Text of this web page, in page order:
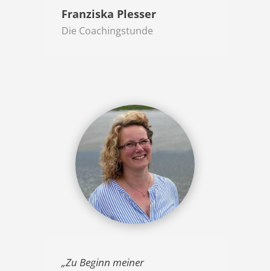
Franziska Plesser
Die Coachingstunde
„Zu Beginn meiner